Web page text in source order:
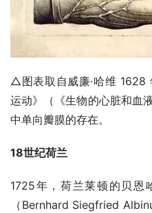
△图表取自威廉·哈维 1628
运动》（《生物的心脏和血
中单向瓣膜的存在。
18世纪荷兰
1725年，荷兰莱顿的贝恩
（Bernhard Siegfried